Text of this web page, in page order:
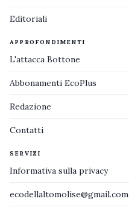
Editoriali
APPROFONDIMENTI
L'attacca Bottone
Abbonamenti EcoPlus
Redazione
Contatti
SERVIZI
Informativa sulla privacy
ecodellaltomolise@gmail.com